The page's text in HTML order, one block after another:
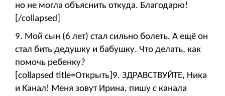
но не могла объяснить откуда. Благодарю!
[/collapsed]
9. Мой сын (6 лет) стал сильно болеть. А ещё он
стал бить дедушку и бабушку. Что делать, как
помочь ребенку?
[collapsed title=Открыть]9. ЗДРАВСТВУЙТЕ, Ника
и Канал! Меня зовут Ирина, пишу с канала